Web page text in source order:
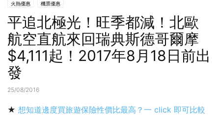
火熱優惠 機票優惠
平追北極光！旺季都減！北歐
航空直航來回瑞典斯德哥爾摩
$4,111起！2017年8月18日前出
發
25/08/2016
★ 想知道邊度買旅遊保險性價比最高？一 click 即可比較